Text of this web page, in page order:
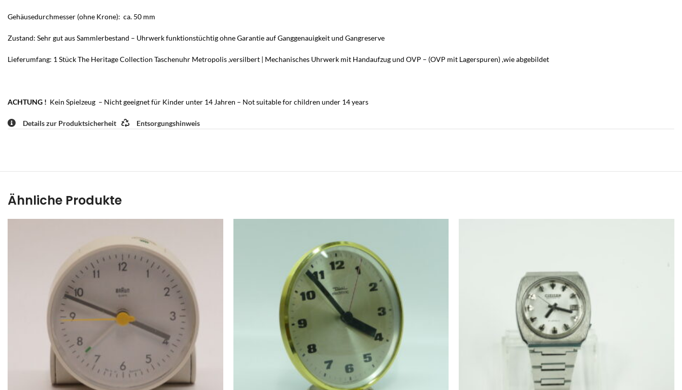
Gehäusedurchmesser (ohne Krone): ca. 50 mm
Zustand: Sehr gut aus Sammlerbestand – Uhrwerk funktionstüchtig ohne Garantie auf Ganggenauigkeit und Gangreserve
Lieferumfang: 1 Stück The Heritage Collection Taschenuhr Metropolis ,versilbert | Mechanisches Uhrwerk mit Handaufzug und OVP – (OVP mit Lagerspuren) ,wie abgebildet
ACHTUNG ! Kein Spielzeug – Nicht geeignet für Kinder unter 14 Jahren – Not suitable for children under 14 years
Details zur Produktsicherheit Entsorgungshinweis
Ähnliche Produkte